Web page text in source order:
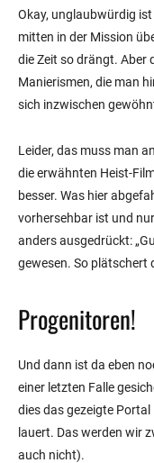
Okay, unglaubwürdig
mitten in der Mission
die Zeit so drängt. Aber
Manierismen, die man
sich inzwischen
Leider, das muss man
die erwähnten Heist-
besser. Was hier
vorhersehbar ist und
anders ausgedrückt:
gewesen. So plätschert
Progenitoren!
Und dann ist da eben
einer letzten Falle
dies das gezeigte
lauert. Das werden wir
auch nicht).